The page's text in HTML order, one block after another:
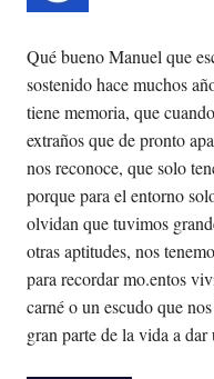
Qué bueno Manuel que
sostenido hace muchos
tiene memoria, que
extraños que de pronto
nos reconoce, que solo
porque para el entorno
olvidan que tuvimos
otras aptitudes, nos
para recordar mo.entos
carné o un escudo que
gran parte de la vida a